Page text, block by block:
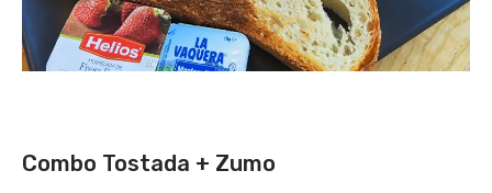
Combo Tostada + Zumo